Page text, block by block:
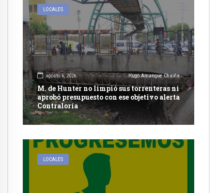
LOCALES
agosto 6, 2026 Hugo Amanque Chaiña
M. de Hunter no limpió sus torrenteras ni
aprobó presupuesto con ese objetivo alerta
Contraloría
LOCALES